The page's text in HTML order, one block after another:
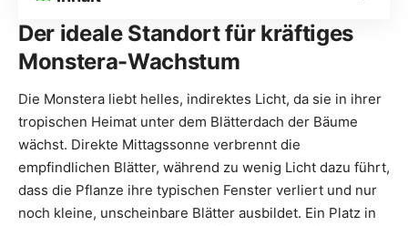
Der ideale Standort für kräftiges
Monstera-Wachstum
Die Monstera liebt helles, indirektes Licht, da sie in ihrer
tropischen Heimat unter dem Blätterdach der Bäume
wächst. Direkte Mittagssonne verbrennt die
empfindlichen Blätter, während zu wenig Licht dazu führt,
dass die Pflanze ihre typischen Fenster verliert und nur
noch kleine, unscheinbare Blätter ausbildet. Ein Platz in